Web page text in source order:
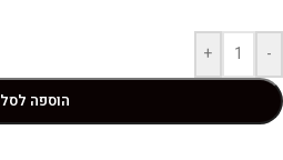
-
+
הוספה לסל